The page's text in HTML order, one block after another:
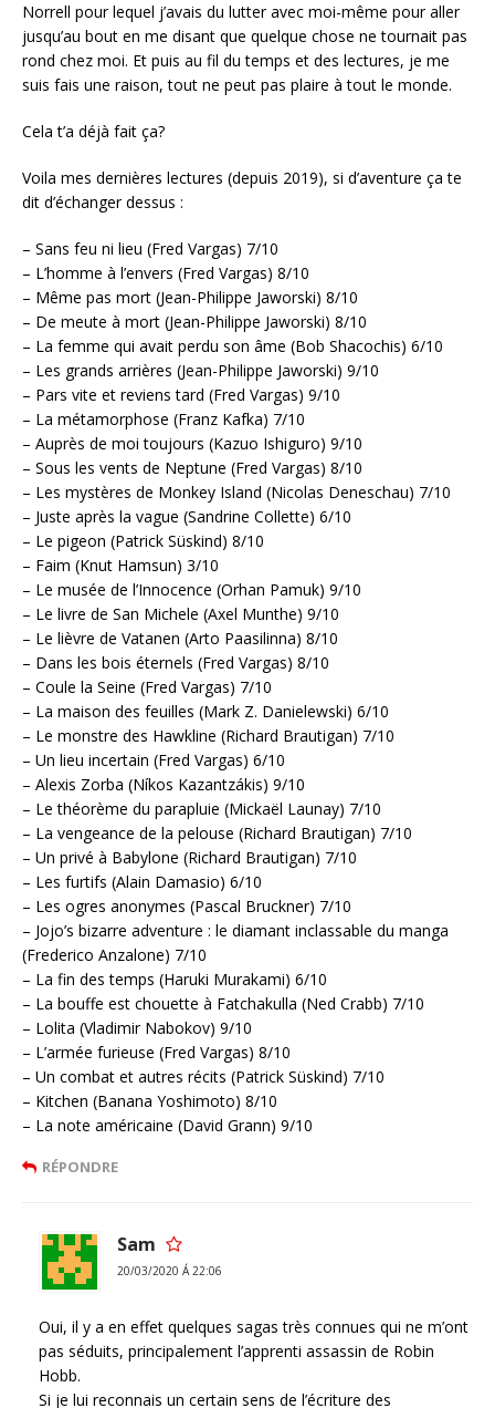
Norrell pour lequel j’avais du lutter avec moi-même pour aller
jusqu’au bout en me disant que quelque chose ne tournait pas
rond chez moi. Et puis au fil du temps et des lectures, je me
suis fais une raison, tout ne peut pas plaire à tout le monde.
Cela t’a déjà fait ça?
Voila mes dernières lectures (depuis 2019), si d’aventure ça te
dit d’échanger dessus :
– Sans feu ni lieu (Fred Vargas) 7/10
– L’homme à l’envers (Fred Vargas) 8/10
– Même pas mort (Jean-Philippe Jaworski) 8/10
– De meute à mort (Jean-Philippe Jaworski) 8/10
– La femme qui avait perdu son âme (Bob Shacochis) 6/10
– Les grands arrières (Jean-Philippe Jaworski) 9/10
– Pars vite et reviens tard (Fred Vargas) 9/10
– La métamorphose (Franz Kafka) 7/10
– Auprès de moi toujours (Kazuo Ishiguro) 9/10
– Sous les vents de Neptune (Fred Vargas) 8/10
– Les mystères de Monkey Island (Nicolas Deneschau) 7/10
– Juste après la vague (Sandrine Collette) 6/10
– Le pigeon (Patrick Süskind) 8/10
– Faim (Knut Hamsun) 3/10
– Le musée de l’Innocence (Orhan Pamuk) 9/10
– Le livre de San Michele (Axel Munthe) 9/10
– Le lièvre de Vatanen (Arto Paasilinna) 8/10
– Dans les bois éternels (Fred Vargas) 8/10
– Coule la Seine (Fred Vargas) 7/10
– La maison des feuilles (Mark Z. Danielewski) 6/10
– Le monstre des Hawkline (Richard Brautigan) 7/10
– Un lieu incertain (Fred Vargas) 6/10
– Alexis Zorba (Níkos Kazantzákis) 9/10
– Le théorème du parapluie (Mickaël Launay) 7/10
– La vengeance de la pelouse (Richard Brautigan) 7/10
– Un privé à Babylone (Richard Brautigan) 7/10
– Les furtifs (Alain Damasio) 6/10
– Les ogres anonymes (Pascal Bruckner) 7/10
– Jojo’s bizarre adventure : le diamant inclassable du manga
(Frederico Anzalone) 7/10
– La fin des temps (Haruki Murakami) 6/10
– La bouffe est chouette à Fatchakulla (Ned Crabb) 7/10
– Lolita (Vladimir Nabokov) 9/10
– L’armée furieuse (Fred Vargas) 8/10
– Un combat et autres récits (Patrick Süskind) 7/10
– Kitchen (Banana Yoshimoto) 8/10
– La note américaine (David Grann) 9/10
RÉPONDRE
Sam
20/03/2020 Á 22:06
Oui, il y a en effet quelques sagas très connues qui ne m’ont
pas séduits, principalement l’apprenti assassin de Robin
Hobb.
Si je lui reconnais un certain sens de l’écriture des